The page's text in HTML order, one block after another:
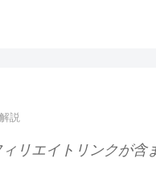
説
リエイトリンクが含